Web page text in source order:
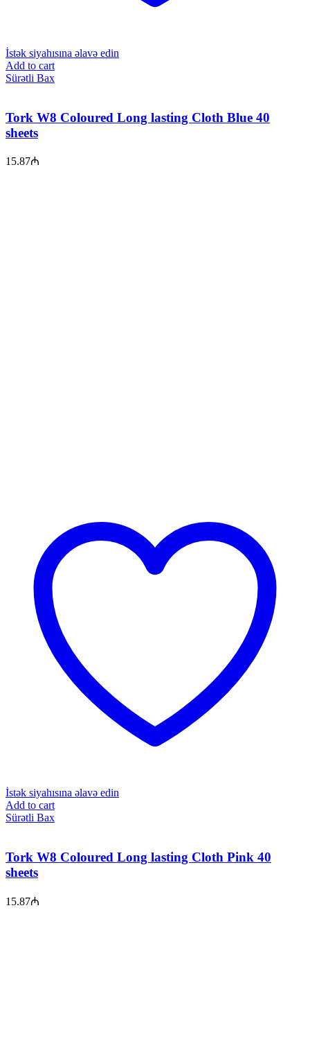
İstək siyahısına əlavə edin
Add to cart
Sürətli Bax
Tork W8 Coloured Long lasting Cloth Blue 40
sheets
15.87₼
İstək siyahısına əlavə edin
Add to cart
Sürətli Bax
Tork W8 Coloured Long lasting Cloth Pink 40
sheets
15.87₼